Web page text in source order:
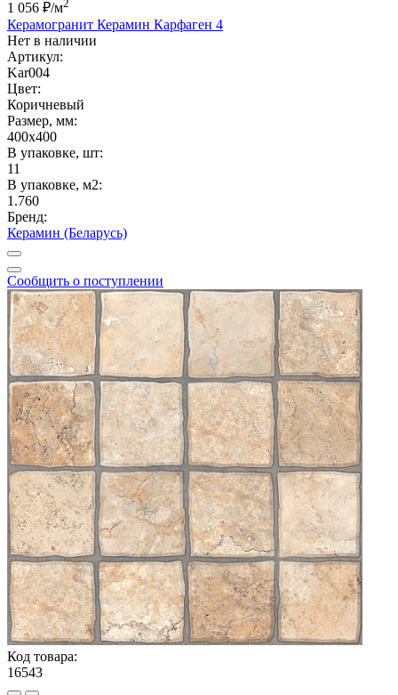
1 056 ₽/м2
Керамогранит Керамин Карфаген 4
Нет в наличии
Артикул:
Kar004
Цвет:
Коричневый
Размер, мм:
400x400
В упаковке, шт:
11
В упаковке, м2:
1.760
Бренд:
Керамин (Беларусь)
Сообщить о поступлении
Код товара:
16543